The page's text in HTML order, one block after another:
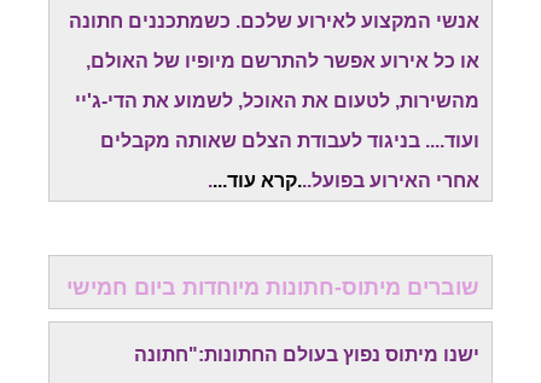
אנשי המקצוע לאירוע שלכם. כשמתכננים חתונה
או כל אירוע אפשר להתרשם מיופיו של האולם,
מהשירות, לטעום את האוכל, לשמוע את הדי-ג'יי
ועוד.... בניגוד לעבודת הצלם שאותה מקבלים
אחרי האירוע בפועל...קרא עוד...
.
שוברים מיתוס-חתונות מיוחדות ביום חמישי
ישנו מיתוס נפוץ בעולם החתונות:"חתונה